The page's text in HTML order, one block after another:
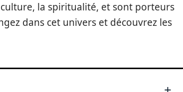
la spiritualité, et sont porteurs
dans cet univers et découvrez les